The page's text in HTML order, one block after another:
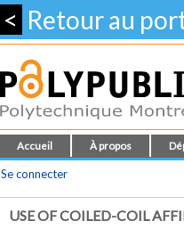
< Retour au
Accueil À propos
Se connecter
USE OF COILED-COIL